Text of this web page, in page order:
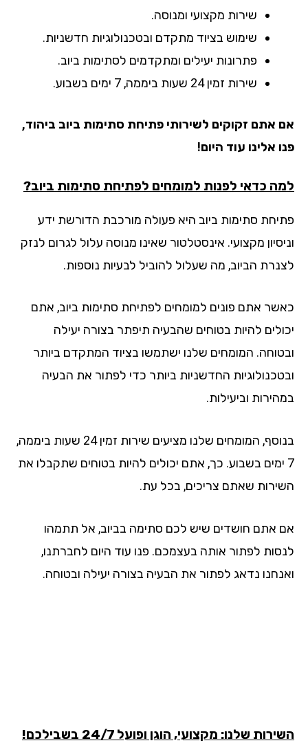
שירות מקצועי ומנוסה.
שימוש בציוד מתקדם ובטכנולוגיות חדשניות.
פתרונות יעילים ומתקדמים לסתימות ביוב.
שירות זמין 24 שעות ביממה, 7 ימים בשבוע.
אתם זקוקים לשירותי פתיחת סתימות ביוב ביהוד,
אלינו עוד היום!
כדאי לפנות למומחים לפתיחת סתימות ביוב?
סתימות ביוב היא פעולה מורכבת הדורשת ידע
מקצועי. אינסטלטור שאינו מנוסה עלול לגרום לנזק
הביוב, מה שעלול להוביל לבעיות נוספות.
אתם פונים למומחים לפתיחת סתימות ביוב, אתם
להיות בטוחים שהבעיה תיפתר בצורה יעילה
המומחים שלנו ישתמשו בציוד המתקדם ביותר
החדשניות ביותר כדי לפתור את הבעיה
וביעילות.
בנוסף, המומחים שלנו מציעים שירות זמין 24 שעות ביממה,
ימים בשבוע. כך, אתם יכולים להיות בטוחים שתקבלו את
שאתם צריכים, בכל עת.
אתם חושדים שיש לכם סתימה בביוב, אל תתמהו
לפתור אותה בעצמכם. פנו עוד היום לחברתנו,
נדאג לפתור את הבעיה בצורה יעילה ובטוחה.
שלנו: מקצועי, הוגן ופועל 24/7 בשבילכם!